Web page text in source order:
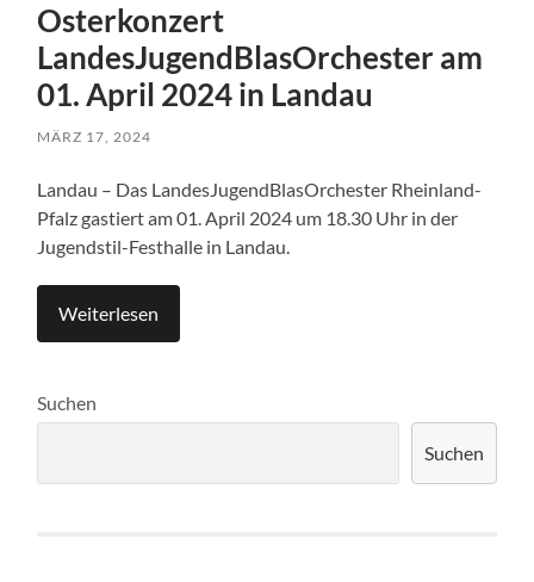
Osterkonzert
LandesJugendBlasOrchester am
01. April 2024 in Landau
MÄRZ 17, 2024
Landau – Das LandesJugendBlasOrchester Rheinland-
Pfalz gastiert am 01. April 2024 um 18.30 Uhr in der
Jugendstil-Festhalle in Landau.
Weiterlesen
Suchen
Suchen